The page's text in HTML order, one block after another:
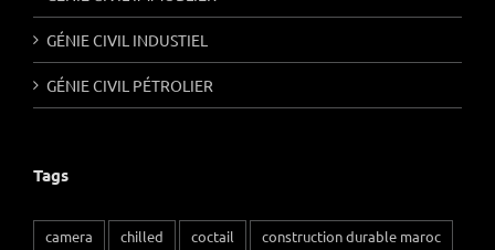
GÉNIE CIVIL INDUSTIEL
GÉNIE CIVIL PÉTROLIER
Tags
camera chilled coctail construction durable maroc